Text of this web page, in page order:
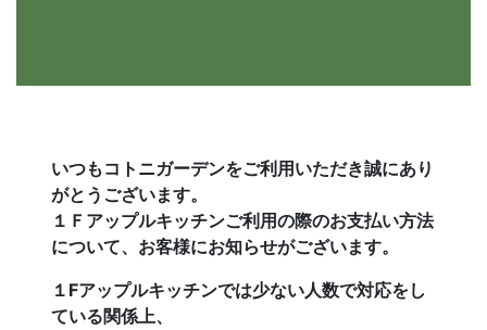
いつもコトニガーデンをご利用いただき誠にあり
がとうございます。
１Ｆアップルキッチンご利用の際のお支払い方法
について、お客様にお知らせがございます。
１Fアップルキッチンでは少ない人数で対応をし
ている関係上、